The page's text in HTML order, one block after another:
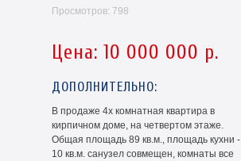
Просмотров: 798
Цена: 10 000 000 р.
ДОПОЛНИТЕЛЬНО:
В продаже 4х комнатная квартира в
кирпичном доме, на четвертом этаже.
Общая площадь 89 кв.м., площадь кухни -
10 кв.м. санузел совмещен, комнаты все